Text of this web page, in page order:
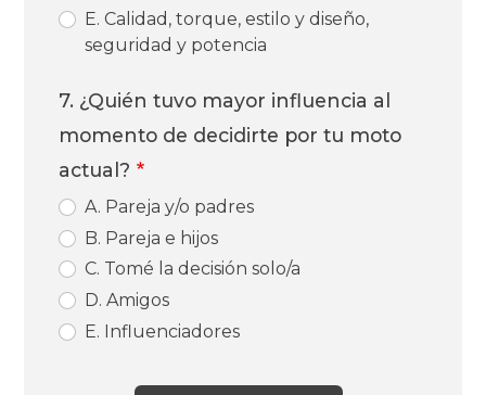
E. Calidad, torque, estilo y diseño,
seguridad y potencia
7. ¿Quién tuvo mayor influencia al
momento de decidirte por tu moto
actual?
A. Pareja y/o padres
B. Pareja e hijos
C. Tomé la decisión solo/a
D. Amigos
E. Influenciadores